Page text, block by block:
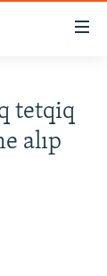
tetqiq
alıp